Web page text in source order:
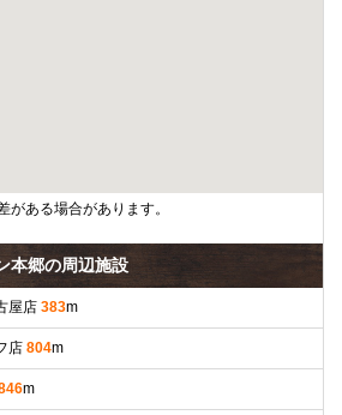
ある場合があります。
本郷の周辺施設
屋店 383m
店 804m
m